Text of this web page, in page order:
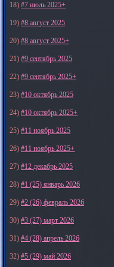
18) #7 июль 2025+
19) #8 август 2025
20) #8 август 2025+
21) #9 сентябрь 2025
22) #9 сентябрь 2025+
23) #10 октябрь 2025
24) #10 октябрь 2025+
25) #11 ноябрь 2025
26) #11 ноябрь 2025+
27) #12 декабрь 2025
28) #1 (25) январь 2026
29) #2 (26) февраль 2026
30) #3 (27) март 2026
31) #4 (28) апрель 2026
32) #5 (29) май 2026